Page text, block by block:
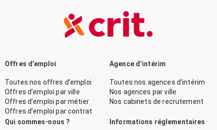
Offres d’emploi
Toutes nos offres d’emploi
Offres d’emploi par ville
Offres d’emploi par métier
Offres d’emploi par contrat
Agence d’intérim
Toutes nos agences d’intérim
Nos agences par ville
Nos cabinets de recrutement
Qui sommes-nous ? Informations réglementaires